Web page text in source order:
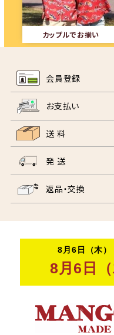
カップルでお揃い
会員登録
お支払い
送 料
発 送
返品・交換